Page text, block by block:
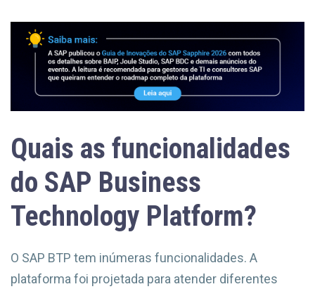
Quais as funcionalidades
do SAP Business
Technology Platform?
O SAP BTP tem inúmeras funcionalidades. A
plataforma foi projetada para atender diferentes